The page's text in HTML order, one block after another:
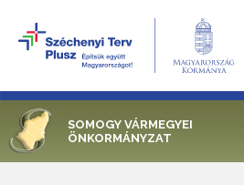
SOMOGY VÁRMEGYEI
ÖNKORMÁNYZAT